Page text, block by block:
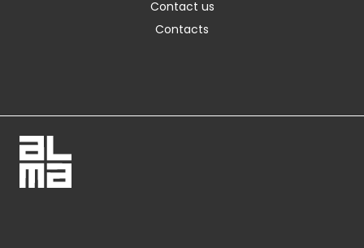
Contact us
Contacts